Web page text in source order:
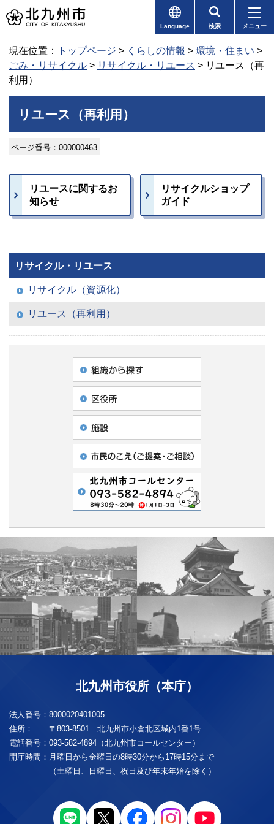
Language 検索 メニュー
現在位置： トップページ > くらしの情報 > 環境・住まい >
ごみ・リサイクル > リサイクル・リユース > リユース（再
利用）
リユース（再利用）
ページ番号：000000463
リユースに関するお
知らせ
リサイクルショップ
ガイド
リサイクル・リユース
リサイクル（資源化）
リユース（再利用）
北九州市役所（本庁）
法人番号： 8000020401005
住所：
〒803-8501 北九州市小倉北区城内1番1号
電話番号： 093-582-4894（北九州市コールセンター）
開庁時間： 月曜日から金曜日の8時30分から17時15分まで
（土曜日、日曜日、祝日及び年末年始を除く）